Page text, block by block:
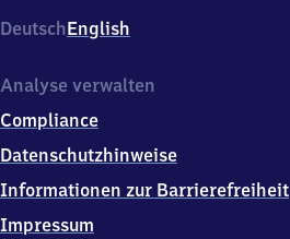
Regensburg),
Heckenweg,
3
6
1
DeutschEnglish
Analyse verwalten
Compliance
Datenschutzhinweise
Informationen zur Barrierefreiheit
Impressum